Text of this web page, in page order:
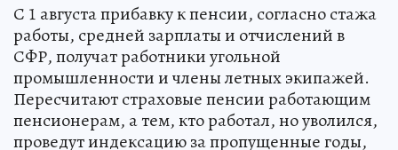
С 1 августа прибавку к пенсии, согласно стажа
работы, средней зарплаты и отчислений в
СФР, получат работники угольной
промышленности и члены летных экипажей.
Пересчитают страховые пенсии работающим
пенсионерам, а тем, кто работал, но уволился,
проведут индексацию за пропущенные годы,